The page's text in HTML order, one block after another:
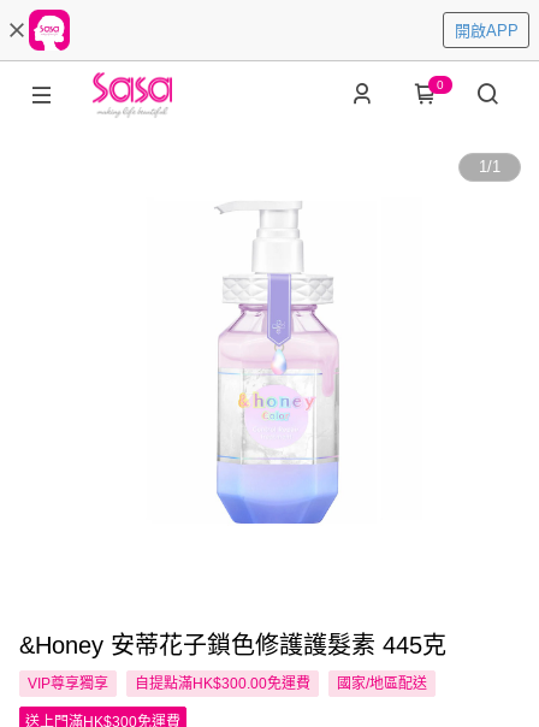
開啟APP
0
1/1
&Honey 安蒂花子鎖色修護護髮素 445克
VIP尊享獨享 自提點滿HK$300.00免運費 國家/地區配送
送上門滿HK$300免運費